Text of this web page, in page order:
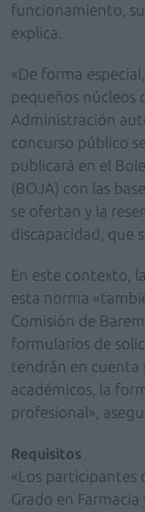
funcionamiento,
explica.
«De forma
pequeños núcleos
Administración
concurso público
publicará en el
(BOJA) con las
se ofertan y la
discapacidad, que
En este contexto,
esta norma
Comisión de
formularios de
tendrán en cuenta
académicos, la
profesional»,
Requisitos
«Los
Grado en